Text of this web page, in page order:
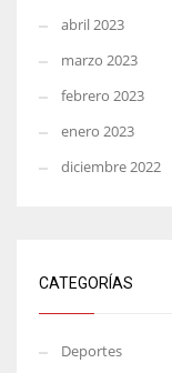
abril 2023
marzo 2023
febrero 2023
enero 2023
diciembre 2022
CATEGORÍAS
Deportes